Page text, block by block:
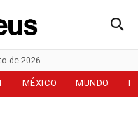
de 2026
MÉXICO MUNDO